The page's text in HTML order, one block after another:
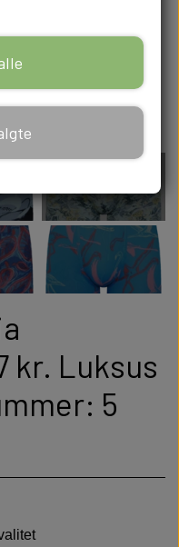
kr. Luksus
5